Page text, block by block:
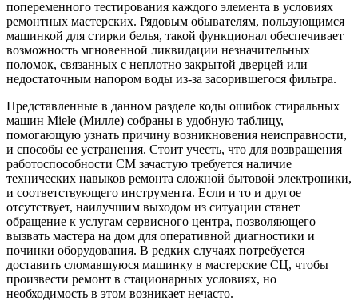
попеременного тестирования каждого элемента в условиях
ремонтных мастерских. Рядовым обывателям, пользующимся
машинкой для стирки белья, такой функционал обеспечивает
возможность мгновенной ликвидации незначительных
поломок, связанных с неплотно закрытой дверцей или
недостаточным напором воды из-за засорившегося фильтра.
Представленные в данном разделе коды ошибок стиральных
машин Miele (Милле) собраны в удобную таблицу,
помогающую узнать причину возникновения неисправности,
и способы ее устранения. Стоит учесть, что для возвращения
работоспособности СМ зачастую требуется наличие
технических навыков ремонта сложной бытовой электроники,
и соответствующего инструмента. Если и то и другое
отсутствует, наилучшим выходом из ситуации станет
обращение к услугам сервисного центра, позволяющего
вызвать мастера на дом для оперативной диагностики и
починки оборудования. В редких случаях потребуется
доставить сломавшуюся машинку в мастерские СЦ, чтобы
произвести ремонт в стационарных условиях, но
необходимость в этом возникает нечасто.